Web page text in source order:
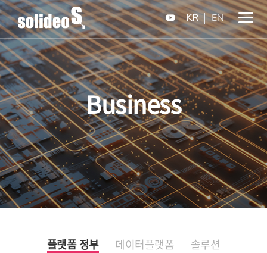
KR EN
Business
플랫폼 정부 데이터플랫폼 솔루션